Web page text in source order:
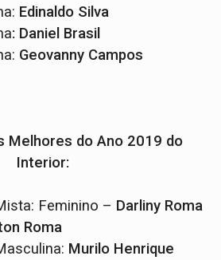
Edinaldo Silva
: Daniel Brasil
Geovanny Campos
Melhores do Ano 2019 do
Interior:
Feminino – Darliny Roma
Roma
Murilo Henrique